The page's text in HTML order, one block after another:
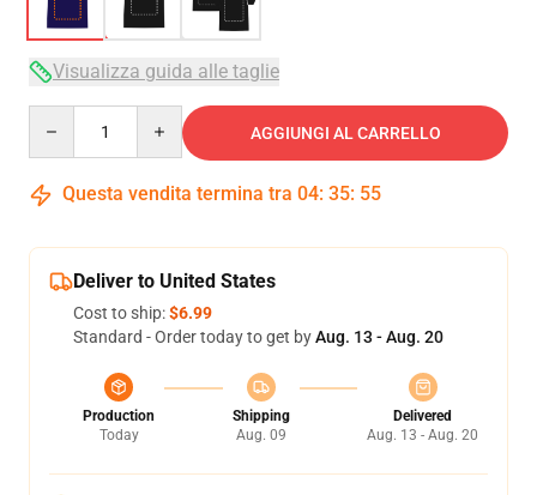
Visualizza guida alle taglie
AGGIUNGI AL CARRELLO
Questa vendita termina tra 04: 35: 54
Deliver to United States
Cost to ship:$6.99
Standard - Order today to get byAug. 13 - Aug. 20
Production
Today
Shipping
Aug. 09
Delivered
Aug. 13 - Aug. 20